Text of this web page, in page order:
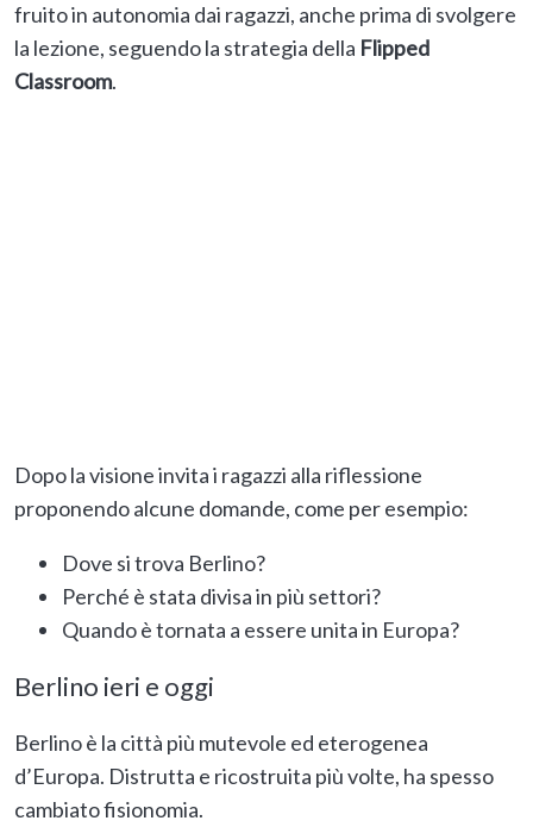
fruito in autonomia dai ragazzi, anche prima di svolgere
la lezione, seguendo la strategia della Flipped
Classroom.
Dopo la visione invita i ragazzi alla riflessione
proponendo alcune domande, come per esempio:
Dove si trova Berlino?
Perché è stata divisa in più settori?
Quando è tornata a essere unita in Europa?
Berlino ieri e oggi
Berlino è la città più mutevole ed eterogenea
d’Europa. Distrutta e ricostruita più volte, ha spesso
cambiato fisionomia.